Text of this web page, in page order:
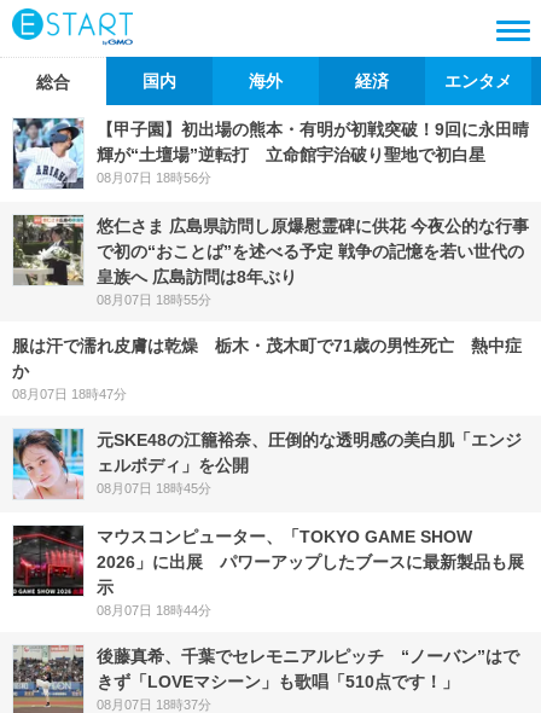
総合 国内 海外 経済 エンタメ
【甲子園】初出場の熊本・有明が初戦突破！9回に永田晴
輝が“土壇場”逆転打 立命館宇治破り聖地で初白星
08月07日 18時56分
悠仁さま 広島県訪問し原爆慰霊碑に供花 今夜公的な行事
で初の“おことば”を述べる予定 戦争の記憶を若い世代の
皇族へ 広島訪問は8年ぶり
08月07日 18時55分
服は汗で濡れ皮膚は乾燥 栃木・茂木町で71歳の男性死亡 熱中症
か
08月07日 18時47分
元SKE48の江籠裕奈、圧倒的な透明感の美白肌「エンジ
ェルボディ」を公開
08月07日 18時45分
マウスコンピューター、「TOKYO GAME SHOW
2026」に出展 パワーアップしたブースに最新製品も展
示
08月07日 18時44分
後藤真希、千葉でセレモニアルピッチ “ノーバン”はで
きず「LOVEマシーン」も歌唱「510点です！」
08月07日 18時37分